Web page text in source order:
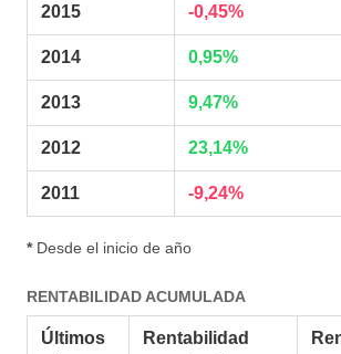
2015 -0,45%
2014 0,95%
2013 9,47%
2012 23,14%
2011 -9,24%
*Desde el inicio de año
RENTABILIDAD ACUMULADA
Últimos
Rentabilidad